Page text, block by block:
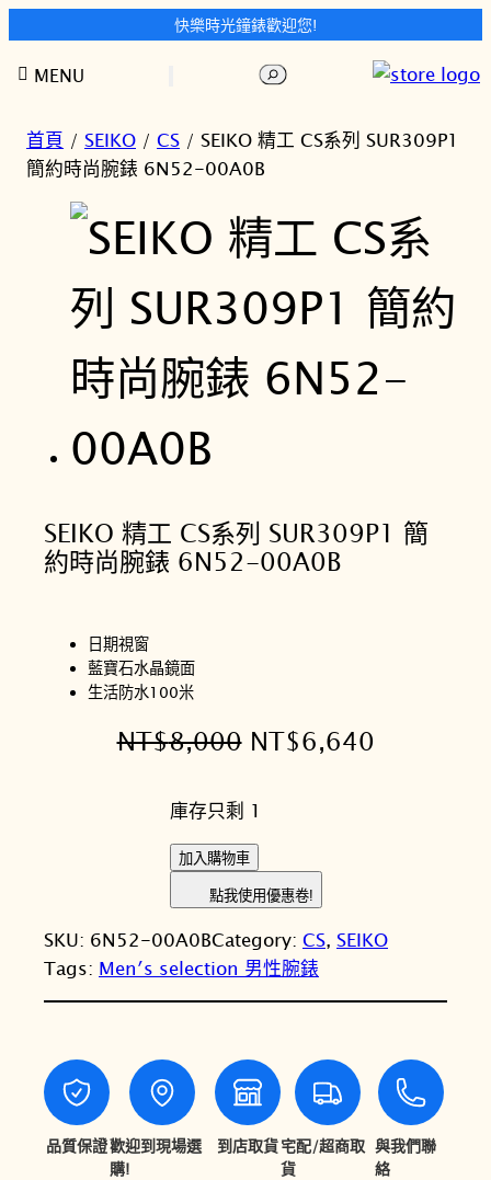
快樂時光鐘錶歡迎您!
至
搜
MENU
首頁 / SEIKO / CS / SEIKO 精工 CS系列 SUR309P1
簡約時尚腕錶 6N52-00A0B
SEIKO 精工 CS系列 SUR309P1 簡
約時尚腕錶 6N52-00A0B
日期視窗
藍寶石水晶鏡面
生活防水100米
NT$8,000 原
價
格
：
N
T
$
,
0
0
NT$6,640
N
$
,
6
4
庫存只剩 1
I
K
O
精
C
S
系
列
加入購物車
點我使用優惠卷!
SKU: 6N52-00A0BCategory: CS, SEIKO
Tags: Men′s selection 男性腕錶
品質保證歡迎到現場選
購!
到店取貨宅配/超商取
貨
與我們聯
絡